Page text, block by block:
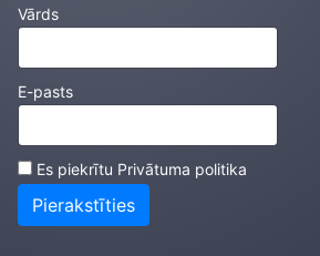
Vārds
E-pasts
Es piekrītu Privātuma politika
Pierakstīties